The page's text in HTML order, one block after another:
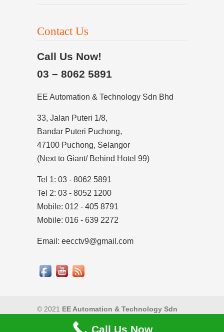
Contact Us
Call Us Now!
03 – 8062 5891
EE Automation & Technology Sdn Bhd
33, Jalan Puteri 1/8,
Bandar Puteri Puchong,
47100 Puchong, Selangor
(Next to Giant/ Behind Hotel 99)
Tel 1: 03 - 8062 5891
Tel 2: 03 - 8052 1200
Mobile: 012 - 405 8791
Mobile: 016 - 639 2272
Email: eecctv9@gmail.com
© 2021 EE Automation & Technology Sdn
Privacy Policy
Call Us Now